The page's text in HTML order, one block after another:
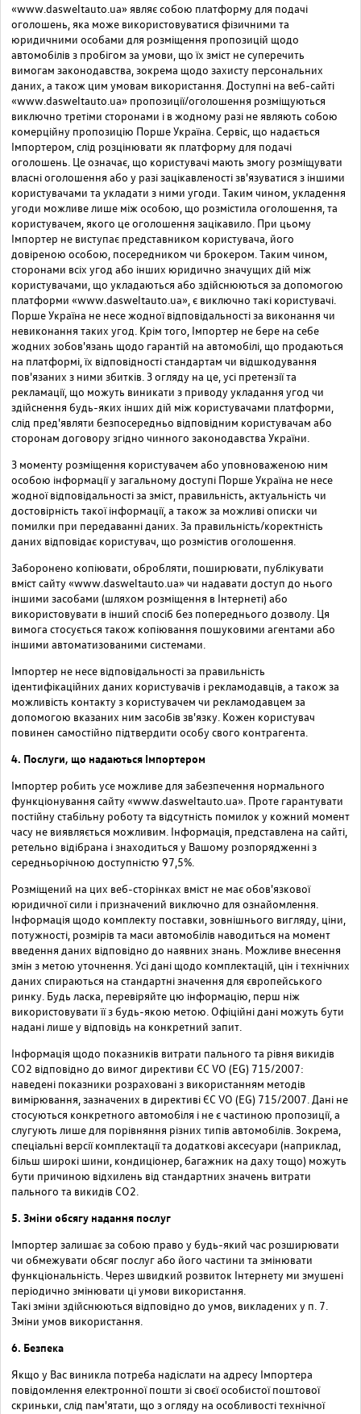
«www.dasweltauto.ua» являє собою платформу для подачі
оголошень, яка може використовуватися фізичними та
юридичними особами для розміщення пропозицій щодо
автомобілів з пробігом за умови, що їх зміст не суперечить
вимогам законодавства, зокрема щодо захисту персональних
даних, а також цим умовам використання. Доступні на веб-сайті
«www.dasweltauto.ua» пропозиції/оголошення розміщуються
виключно третіми сторонами і в жодному разі не являють собою
комерційну пропозицію Порше Україна. Сервіс, що надається
Імпортером, слід розцінювати як платформу для подачі
оголошень. Це означає, що користувачі мають змогу розміщувати
власні оголошення або у разі зацікавленості зв'язуватися з іншими
користувачами та укладати з ними угоди. Таким чином, укладення
угоди можливе лише між особою, що розмістила оголошення, та
користувачем, якого це оголошення зацікавило. При цьому
Імпортер не виступає представником користувача, його
довіреною особою, посередником чи брокером. Таким чином,
сторонами всіх угод або інших юридично значущих дій між
користувачами, що укладаються або здійснюються за допомогою
платформи «www.dasweltauto.ua», є виключно такі користувачі.
Порше Україна не несе жодної відповідальності за виконання чи
невиконання таких угод. Крім того, Імпортер не бере на себе
жодних зобов'язань щодо гарантій на автомобілі, що продаються
на платформі, їх відповідності стандартам чи відшкодування
пов'язаних з ними збитків. З огляду на це, усі претензії та
рекламації, що можуть виникати з приводу укладання угод чи
здійснення будь-яких інших дій між користувачами платформи,
слід пред'являти безпосередньо відповідним користувачам або
сторонам договору згідно чинного законодавства України.
З моменту розміщення користувачем або уповноваженою ним
особою інформації у загальному доступі Порше Україна не несе
жодної відповідальності за зміст, правильність, актуальність чи
достовірність такої інформації, а також за можливі описки чи
помилки при передаванні даних. За правильність/коректність
даних відповідає користувач, що розмістив оголошення.
Заборонено копіювати, обробляти, поширювати, публікувати
вміст сайту «www.dasweltauto.ua» чи надавати доступ до нього
іншими засобами (шляхом розміщення в Інтернеті) або
використовувати в інший спосіб без попереднього дозволу. Ця
вимога стосується також копіювання пошуковими агентами або
іншими автоматизованими системами.
Імпортер не несе відповідальності за правильність
ідентифікаційних даних користувачів і рекламодавців, а також за
можливість контакту з користувачем чи рекламодавцем за
допомогою вказаних ним засобів зв'язку. Кожен користувач
повинен самостійно підтвердити особу свого контрагента.
4. Послуги, що надаються Імпортером
Імпортер робить усе можливе для забезпечення нормального
функціонування сайту «www.dasweltauto.ua». Проте гарантувати
постійну стабільну роботу та відсутність помилок у кожний момент
часу не виявляється можливим. Інформація, представлена на сайті,
ретельно відібрана і знаходиться у Вашому розпорядженні з
середньорічною доступністю 97,5%.
Розміщений на цих веб-сторінках вміст не має обов'язкової
юридичної сили і призначений виключно для ознайомлення.
Інформація щодо комплекту поставки, зовнішнього вигляду, ціни,
потужності, розмірів та маси автомобілів наводиться на момент
введення даних відповідно до наявних знань. Можливе внесення
змін з метою уточнення. Усі дані щодо комплектацій, цін і технічних
даних спираються на стандартні значення для європейського
ринку. Будь ласка, перевіряйте цю інформацію, перш ніж
використовувати її з будь-якою метою. Офіційні дані можуть бути
надані лише у відповідь на конкретний запит.
Інформація щодо показників витрати пального та рівня викидів
СО2 відповідно до вимог директиви ЄС VO (EG) 715/2007:
наведені показники розраховані з використанням методів
вимірювання, зазначених в директиві ЄС VO (EG) 715/2007. Дані не
стосуються конкретного автомобіля і не є частиною пропозиції, а
слугують лише для порівняння різних типів автомобілів. Зокрема,
спеціальні версії комплектації та додаткові аксесуари (наприклад,
більш широкі шини, кондиціонер, багажник на даху тощо) можуть
бути причиною відхилень від стандартних значень витрати
пального та викидів CO2.
5. Зміни обсягу надання послуг
Імпортер залишає за собою право у будь-який час розширювати
чи обмежувати обсяг послуг або його частини та змінювати
функціональність. Через швидкий розвиток Інтернету ми змушені
періодично змінювати ці умови використання.
Такі зміни здійснюються відповідно до умов, викладених у п. 7.
Зміни умов використання.
6. Безпека
Якщо у Вас виникла потреба надіслати на адресу Імпортера
повідомлення електронної пошти зі своєї особистої поштової
скриньки, слід пам'ятати, що з огляду на особливості технічної